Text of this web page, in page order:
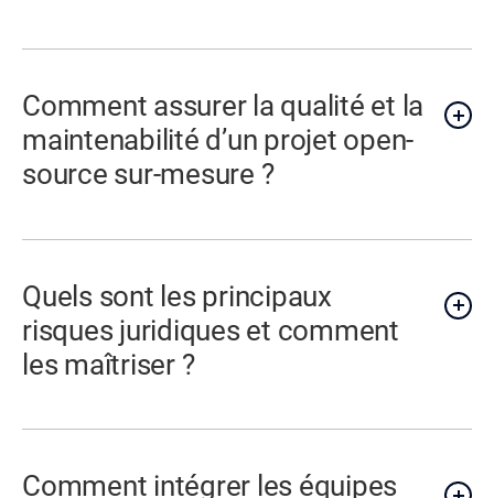
Comment assurer la qualité et la
maintenabilité d’un projet open-
source sur-mesure ?
Quels sont les principaux
risques juridiques et comment
les maîtriser ?
Comment intégrer les équipes